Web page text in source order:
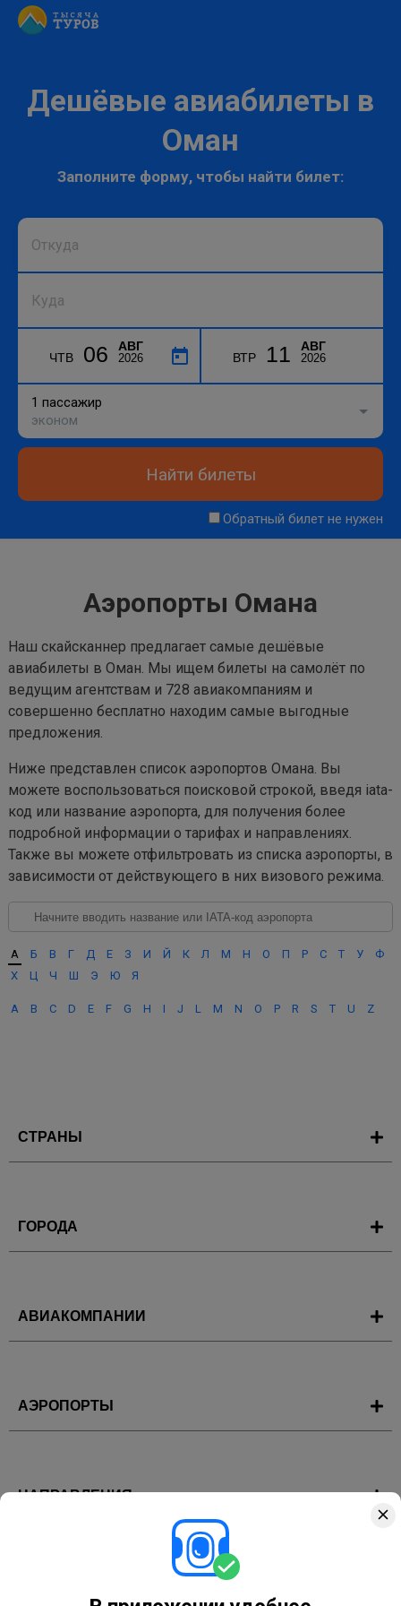
Дешёвые авиабилеты в
Оман
Заполните форму, чтобы найти билет:
ЧТВ 06 АВГ
2026 ВТР 11 АВГ
2026
1 пассажир
эконом
Найти билеты
Обратный билет не нужен
Аэропорты Омана
Наш скайсканнер предлагает самые дешёвые
авиабилеты в Оман. Мы ищем билеты на самолёт по
ведущим агентствам и 728 авиакомпаниям и
совершенно бесплатно находим самые выгодные
предложения.
Ниже представлен список аэропортов Омана. Вы
можете воспользоваться поисковой строкой, введя iata-
код или название аэропорта, для получения более
подробной информации о тарифах и направлениях.
Также вы можете отфильтровать из списка аэропорты, в
зависимости от действующего в них визового режима.
А Б В Г Д Е З И Й К Л М Н О П Р С Т У
Ф
Х
Ц Ч Ш Э Ю Я
A B C D E F G H I J L M N O P R S T U Z
СТРАНЫ
ГОРОДА
АВИАКОМПАНИИ
АЭРОПОРТЫ
НАПРАВЛЕНИЯ